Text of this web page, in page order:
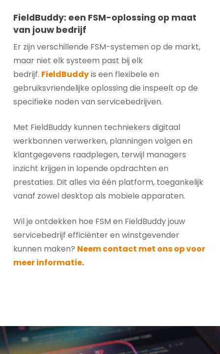
FieldBuddy: een FSM-oplossing op maat
van jouw bedrijf
Er zijn verschillende FSM-systemen op de markt,
maar niet elk systeem past bij elk
bedrijf. FieldBuddyis een flexibele en
gebruiksvriendelijke oplossing die inspeelt op de
specifieke noden van servicebedrijven.
Met FieldBuddy kunnen techniekers digitaal
werkbonnen verwerken, planningen volgen en
klantgegevens raadplegen, terwijl managers
inzicht krijgen in lopende opdrachten en
prestaties. Dit alles via één platform, toegankelijk
vanaf zowel desktop als mobiele apparaten.
Wil je ontdekken hoe FSM en FieldBuddy jouw
servicebedrijf efficiënter en winstgevender
kunnen maken? Neem contact met ons op voor
meer informatie.